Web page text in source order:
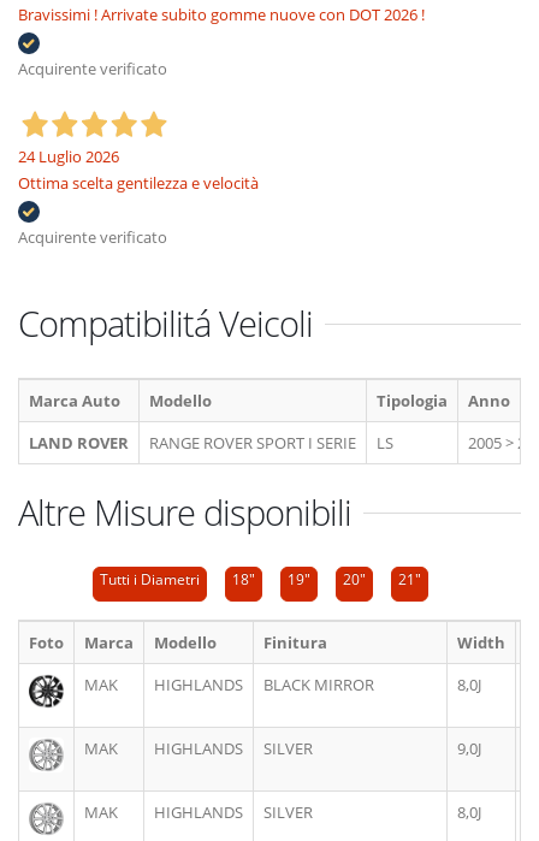
Bravissimi ! Arrivate subito gomme nuove con DOT 2026 !
Acquirente verificato
24 Luglio 2026
Ottima scelta gentilezza e velocità
Acquirente verificato
Compatibilitá Veicoli
Marca Auto Modello Tipologia
Anno
LAND ROVER
RANGE ROVER SPORT I SERIE LS 2005 >
Altre Misure disponibili
Tutti i Diametri 18" 19" 20" 21"
Foto Marca Modello Finitura Width
MAK
HIGHLANDS BLACK MIRROR 8,0J
MAK HIGHLANDS SILVER 9,0J
MAK HIGHLANDS SILVER 8,0J